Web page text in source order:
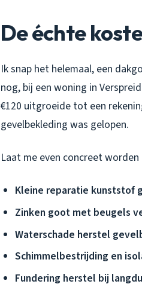
De échte
Ik snap het helemaal, een
nog, bij een woning in
€120 uitgroeide tot een
gevelbekleding was gelopen.
Laat me even concreet
Kleine reparatie kunststof
Zinken goot met beugels
Waterschade herstel
Schimmelbestrijding en
Fundering herstel bij